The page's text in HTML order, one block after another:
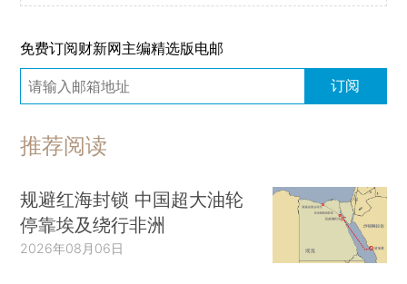
免费订阅财新网主编精选版电邮
订阅
推荐阅读
规避红海封锁 中国超大油轮
停靠埃及绕行非洲
2026年08月06日